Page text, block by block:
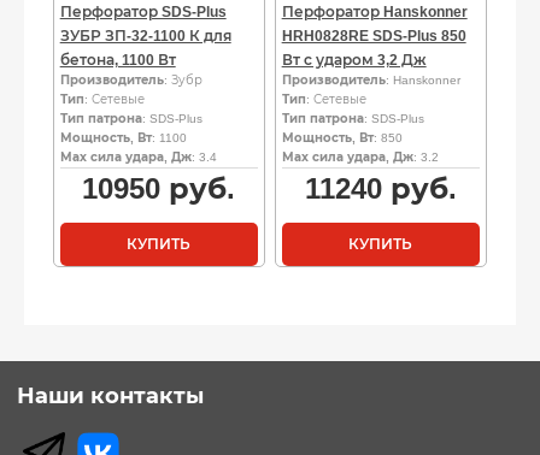
Перфоратор SDS-Plus
ЗУБР ЗП-32-1100 К для
бетона, 1100 Вт
Производитель: Зубр
Тип: Сетевые
Тип патрона: SDS-Plus
Мощность, Вт: 1100
Мах сила удара, Дж: 3.4
10950 руб.
КУПИТЬ
Перфоратор Hanskonner
HRH0828RE SDS-Plus 850
Вт с ударом 3,2 Дж
Производитель: Hanskonner
Тип: Сетевые
Тип патрона: SDS-Plus
Мощность, Вт: 850
Мах сила удара, Дж: 3.2
11240руб.
КУПИТЬ
Наши контакты